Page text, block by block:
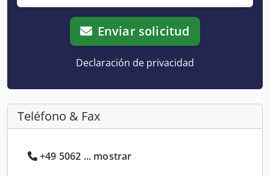
Enviar solicitud
Declaración de privacidad
Teléfono & Fax
+49 5062 ... mostrar